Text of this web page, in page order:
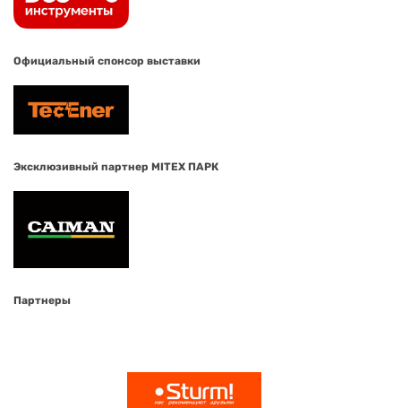
Официальный спонсор выставки
Эксклюзивный партнер MITEX ПАРК
Партнеры